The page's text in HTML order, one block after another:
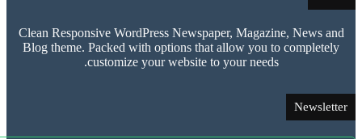
Clean Responsive WordPress Newspaper, Magazine,
Blog theme. Packed with options that allow you to
customize your website to your needs.